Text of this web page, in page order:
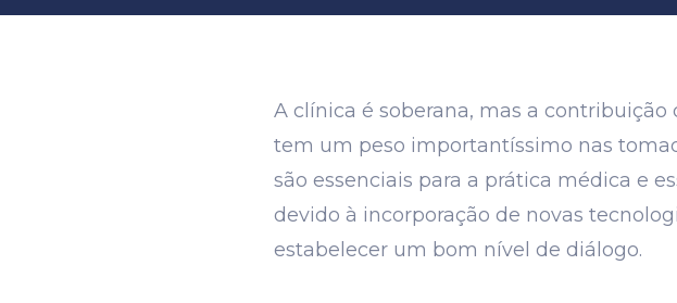
A clínica é soberana, mas a
tem um peso importantíssimo nas
são essenciais para a prática médica e
devido à incorporação de novas
estabelecer um bom nível de diálogo.